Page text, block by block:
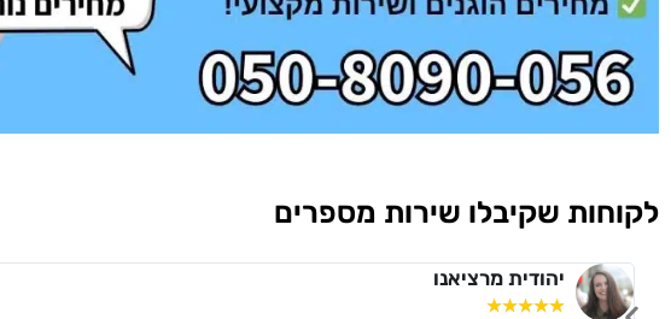
לקוחות שקיבלו שירות מספרים
יהודית מרציאנו
☆
☆
☆
☆
☆